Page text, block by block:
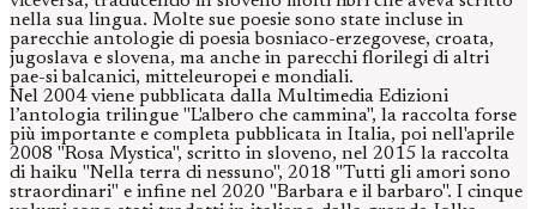
nella sua lingua. Molte sue poesie sono state incluse in
parecchie antologie di poesia bosniaco-erzegovese, croata,
jugoslava e slovena, ma anche in parecchi florilegi di altri
pae-si balcanici, mitteleuropei e mondiali.
Nel 2004 viene pubblicata dalla Multimedia Edizioni
l’antologia trilingue "L'albero che cammina", la raccolta forse
più importante e completa pubblicata in Italia, poi nell'aprile
2008 "Rosa Mystica", scritto in sloveno, nel 2015 la raccolta
di haiku "Nella terra di nessuno", 2018 "Tutti gli amori sono
straordinari" e infine nel 2020 "Barbara e il barbaro". I cinque